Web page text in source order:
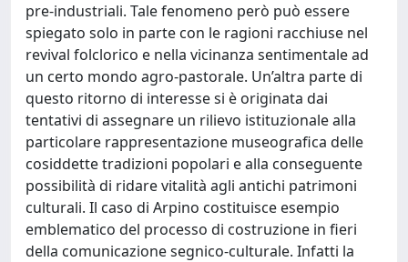
pre-industriali. Tale fenomeno però può essere
spiegato solo in parte con le ragioni racchiuse nel
revival folclorico e nella vicinanza sentimentale ad
un certo mondo agro-pastorale. Un’altra parte di
questo ritorno di interesse si è originata dai
tentativi di assegnare un rilievo istituzionale alla
particolare rappresentazione museografica delle
cosiddette tradizioni popolari e alla conseguente
possibilità di ridare vitalità agli antichi patrimoni
culturali. Il caso di Arpino costituisce esempio
emblematico del processo di costruzione in fieri
della comunicazione segnico-culturale. Infatti la